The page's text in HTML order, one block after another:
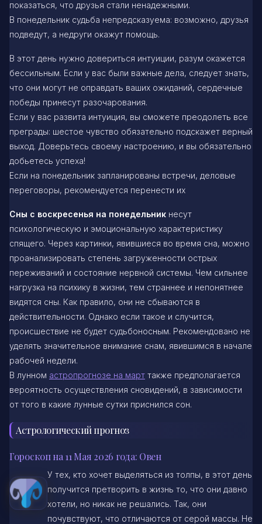
показаться, что друзья стали ненадежными.
В понедельник судьба непредсказуема: возможно, друзья
подведут, а недруги окажут помощь.
В этот день нужно довериться интуиции, разум окажется
бессильным. Если у вас были важные дела, следует знать,
что они могут не оправдать ваших ожиданий, сердечные
победы принесут разочарования.
Если у вас развита интуиция, вы сможете преодолеть все
преграды: шестое чувство обязательно подскажет верный
выход. Доверьтесь своему настроению, и вы обязательно
добьетесь успеха!
Если на понедельник запланированы встречи, деловые
переговоры, рекомендуется перенести их
Сны с воскресенья на понедельник несут
психологическую и эмоциональную характеристику
спящего. Через картинки, явившиеся во время сна, можно
проанализировать степень загруженности острых
переживаний и состояние нервной системы. Чем сильнее
нагрузка на психику в жизни, тем страннее и непонятнее
видятся сны. Как правило, они не сбываются в
действительности. Однако если такое и случится,
происшествие не будет судьбоносным. Рекомендовано не
уделять значительное внимание снам, явившимся в начале
рабочей недели.
В лунном астропрогнозе на март также предполагается
вероятность осуществления сновидений, в зависимости
от того в какие лунные сутки приснился сон.
Астрологический прогноз
Гороскоп на 11 Мая 2026 года: Овен
У тех, кто хочет выделяться из толпы, в этот день
получится претворить в жизнь то, что они давно
хотели, но никак не решались. Так, они
почувствуют, что отличаются от серой массы. Не